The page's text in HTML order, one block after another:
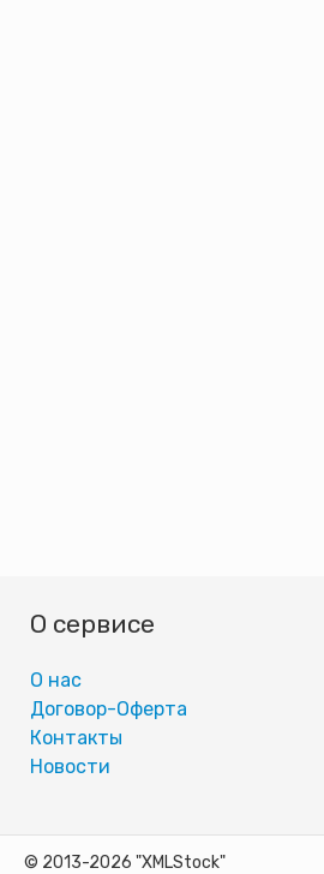
О сервисе
О нас
Договор-Оферта
Контакты
Новости
© 2013-2026 "XMLStock"